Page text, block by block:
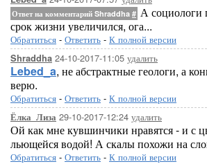
Ответ на комментарий Shraddha # А социологи
срок жизни увеличился, ога...
Обратиться - Ответить - К полной версии
Shraddha 24-10-2017-11:05 удалить
Lebed_a, не абстрактные геологи, а
верю.
Обратиться - Ответить - К полной версии
Ёлка_Лиза 29-10-2017-12:24 удалить
Ой как мне кувшинчики нравятся - и с
льющейся водой! А скалы похожи на
Обратиться - Ответить - К полной версии